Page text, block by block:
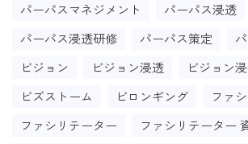
パーパスマネジメント
パーパス浸透
パーパス浸透研修
パーパス策定
ビジョン
ビジョン浸透
ビジョン
ビズストーム
ビロンギング
ファ
ファシリテーター
ファシリテーター